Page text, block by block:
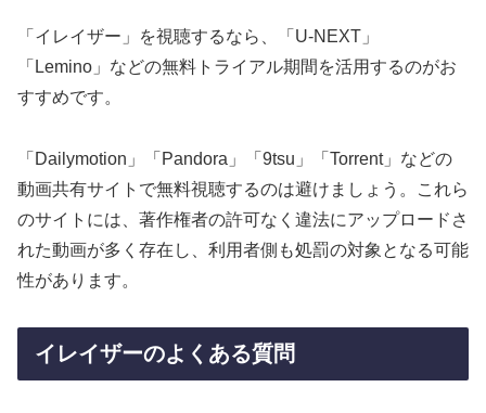
「イレイザー」を視聴するなら、「U-NEXT」
「Lemino」などの無料トライアル期間を活用するのがお
すすめです。
「Dailymotion」「Pandora」「9tsu」「Torrent」などの
動画共有サイトで無料視聴するのは避けましょう。これら
のサイトには、著作権者の許可なく違法にアップロードさ
れた動画が多く存在し、利用者側も処罰の対象となる可能
性があります。
イレイザーのよくある質問